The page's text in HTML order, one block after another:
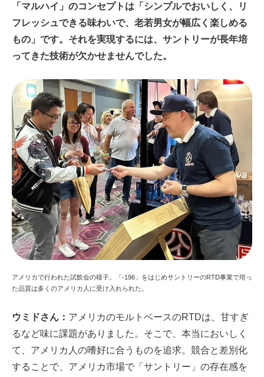
「マルハイ」のコンセプトは「シンプルでおいしく、リ
フレッシュできる味わいで、老若男女が幅広く楽しめる
もの」です。それを実現するには、サントリーが長年培
ってきた技術が欠かせませんでした。
アメリカで行われた試飲会の様子。「-196」をはじめサントリーのRTD事業で培っ
た品質は多くのアメリカ人に受け入れられた。
ウミドさん： アメリカのモルトベースのRTDは、甘すぎ
るなど味に課題がありました。そこで、本当においしく
て、アメリカ人の嗜好に合うものを追求。競合と差別化
することで、アメリカ市場で「サントリー」の存在感を